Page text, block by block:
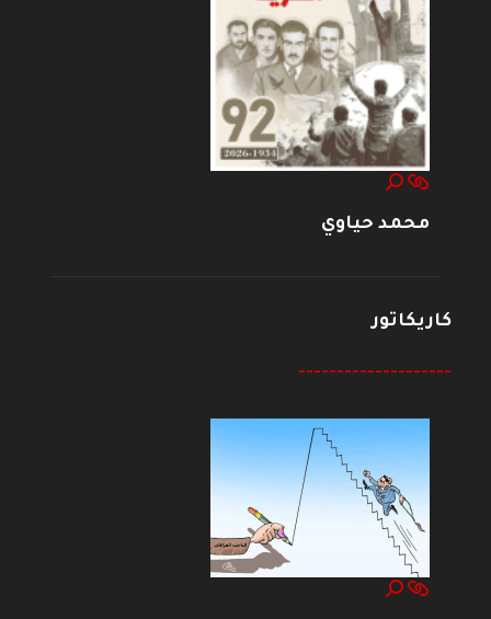
محمد حياوي
كاريكاتور
--------------------